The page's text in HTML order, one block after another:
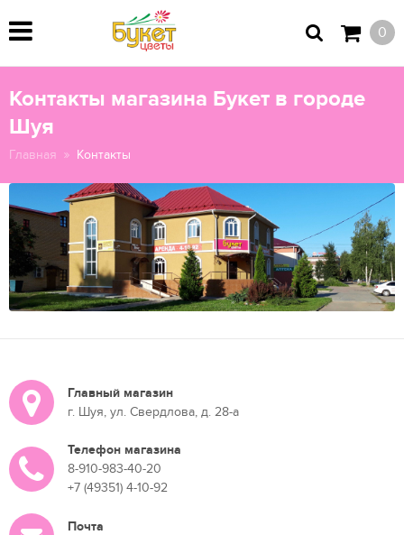
0
Контакты магазина Букет в городе
Шуя
Главная Контакты
Главный магазин
г. Шуя, ул. Свердлова, д. 28-а
Телефон магазина
8-910-983-40-20
+7 (49351) 4-10-92
Почта